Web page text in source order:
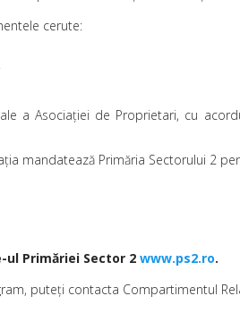
cerute:
a Asociației de Proprietari, cu
mandatează Primăria Sectorului 2
Primăriei Sector 2 www.ps2.ro.
puteți contacta Compartimentul